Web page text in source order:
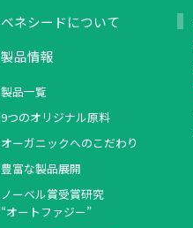
ベネシードについて
製品情報
製品一覧
9つのオリジナル原料
オーガニックへのこだわり
豊富な製品展開
ノーベル賞受賞研究
“オートファジー”